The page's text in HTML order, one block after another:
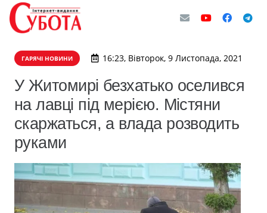
ГАРЯЧІ НОВИНИ 16:23, Вівторок, 9 Листопада, 2021
У Житомирі безхатько оселився
на лавці під мерією. Містяни
скаржаться, а влада розводить
руками